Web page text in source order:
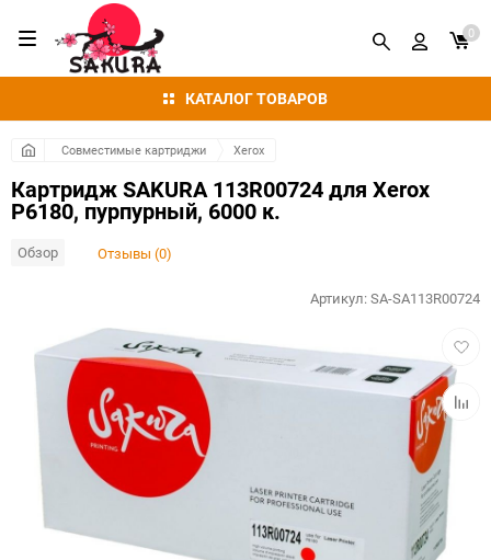
КАТАЛОГ ТОВАРОВ
0
Совместимые картриджи Xerox
Картридж SAKURA 113R00724 для Xerox
P6180, пурпурный, 6000 к.
Обзор Отзывы (0)
в
к
Артикул:SA-SA113R00724